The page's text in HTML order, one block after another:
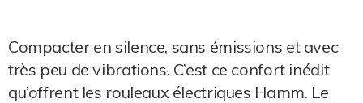
Compacter en silence, sans émissions et avec
très peu de vibrations. C’est ce confort inédit
qu’offrent les rouleaux électriques Hamm. Le